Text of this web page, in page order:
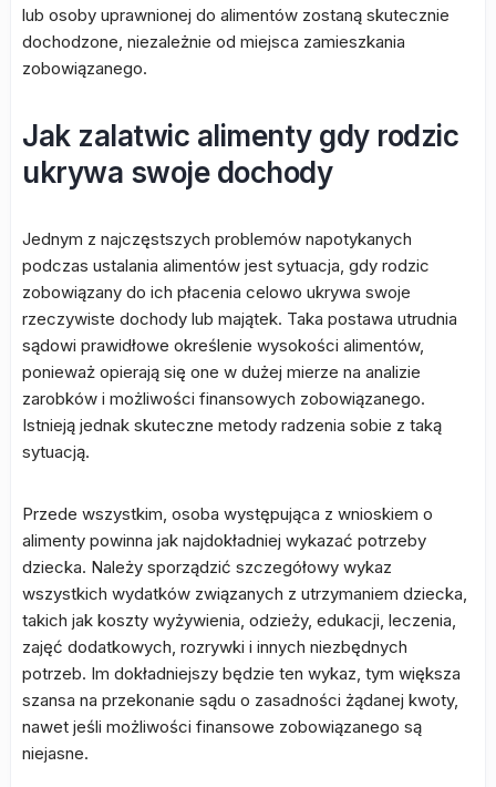
lub osoby uprawnionej do alimentów zostaną skutecznie
dochodzone, niezależnie od miejsca zamieszkania
zobowiązanego.
Jak zalatwic alimenty gdy rodzic
ukrywa swoje dochody
Jednym z najczęstszych problemów napotykanych
podczas ustalania alimentów jest sytuacja, gdy rodzic
zobowiązany do ich płacenia celowo ukrywa swoje
rzeczywiste dochody lub majątek. Taka postawa utrudnia
sądowi prawidłowe określenie wysokości alimentów,
ponieważ opierają się one w dużej mierze na analizie
zarobków i możliwości finansowych zobowiązanego.
Istnieją jednak skuteczne metody radzenia sobie z taką
sytuacją.
Przede wszystkim, osoba występująca z wnioskiem o
alimenty powinna jak najdokładniej wykazać potrzeby
dziecka. Należy sporządzić szczegółowy wykaz
wszystkich wydatków związanych z utrzymaniem dziecka,
takich jak koszty wyżywienia, odzieży, edukacji, leczenia,
zajęć dodatkowych, rozrywki i innych niezbędnych
potrzeb. Im dokładniejszy będzie ten wykaz, tym większa
szansa na przekonanie sądu o zasadności żądanej kwoty,
nawet jeśli możliwości finansowe zobowiązanego są
niejasne.